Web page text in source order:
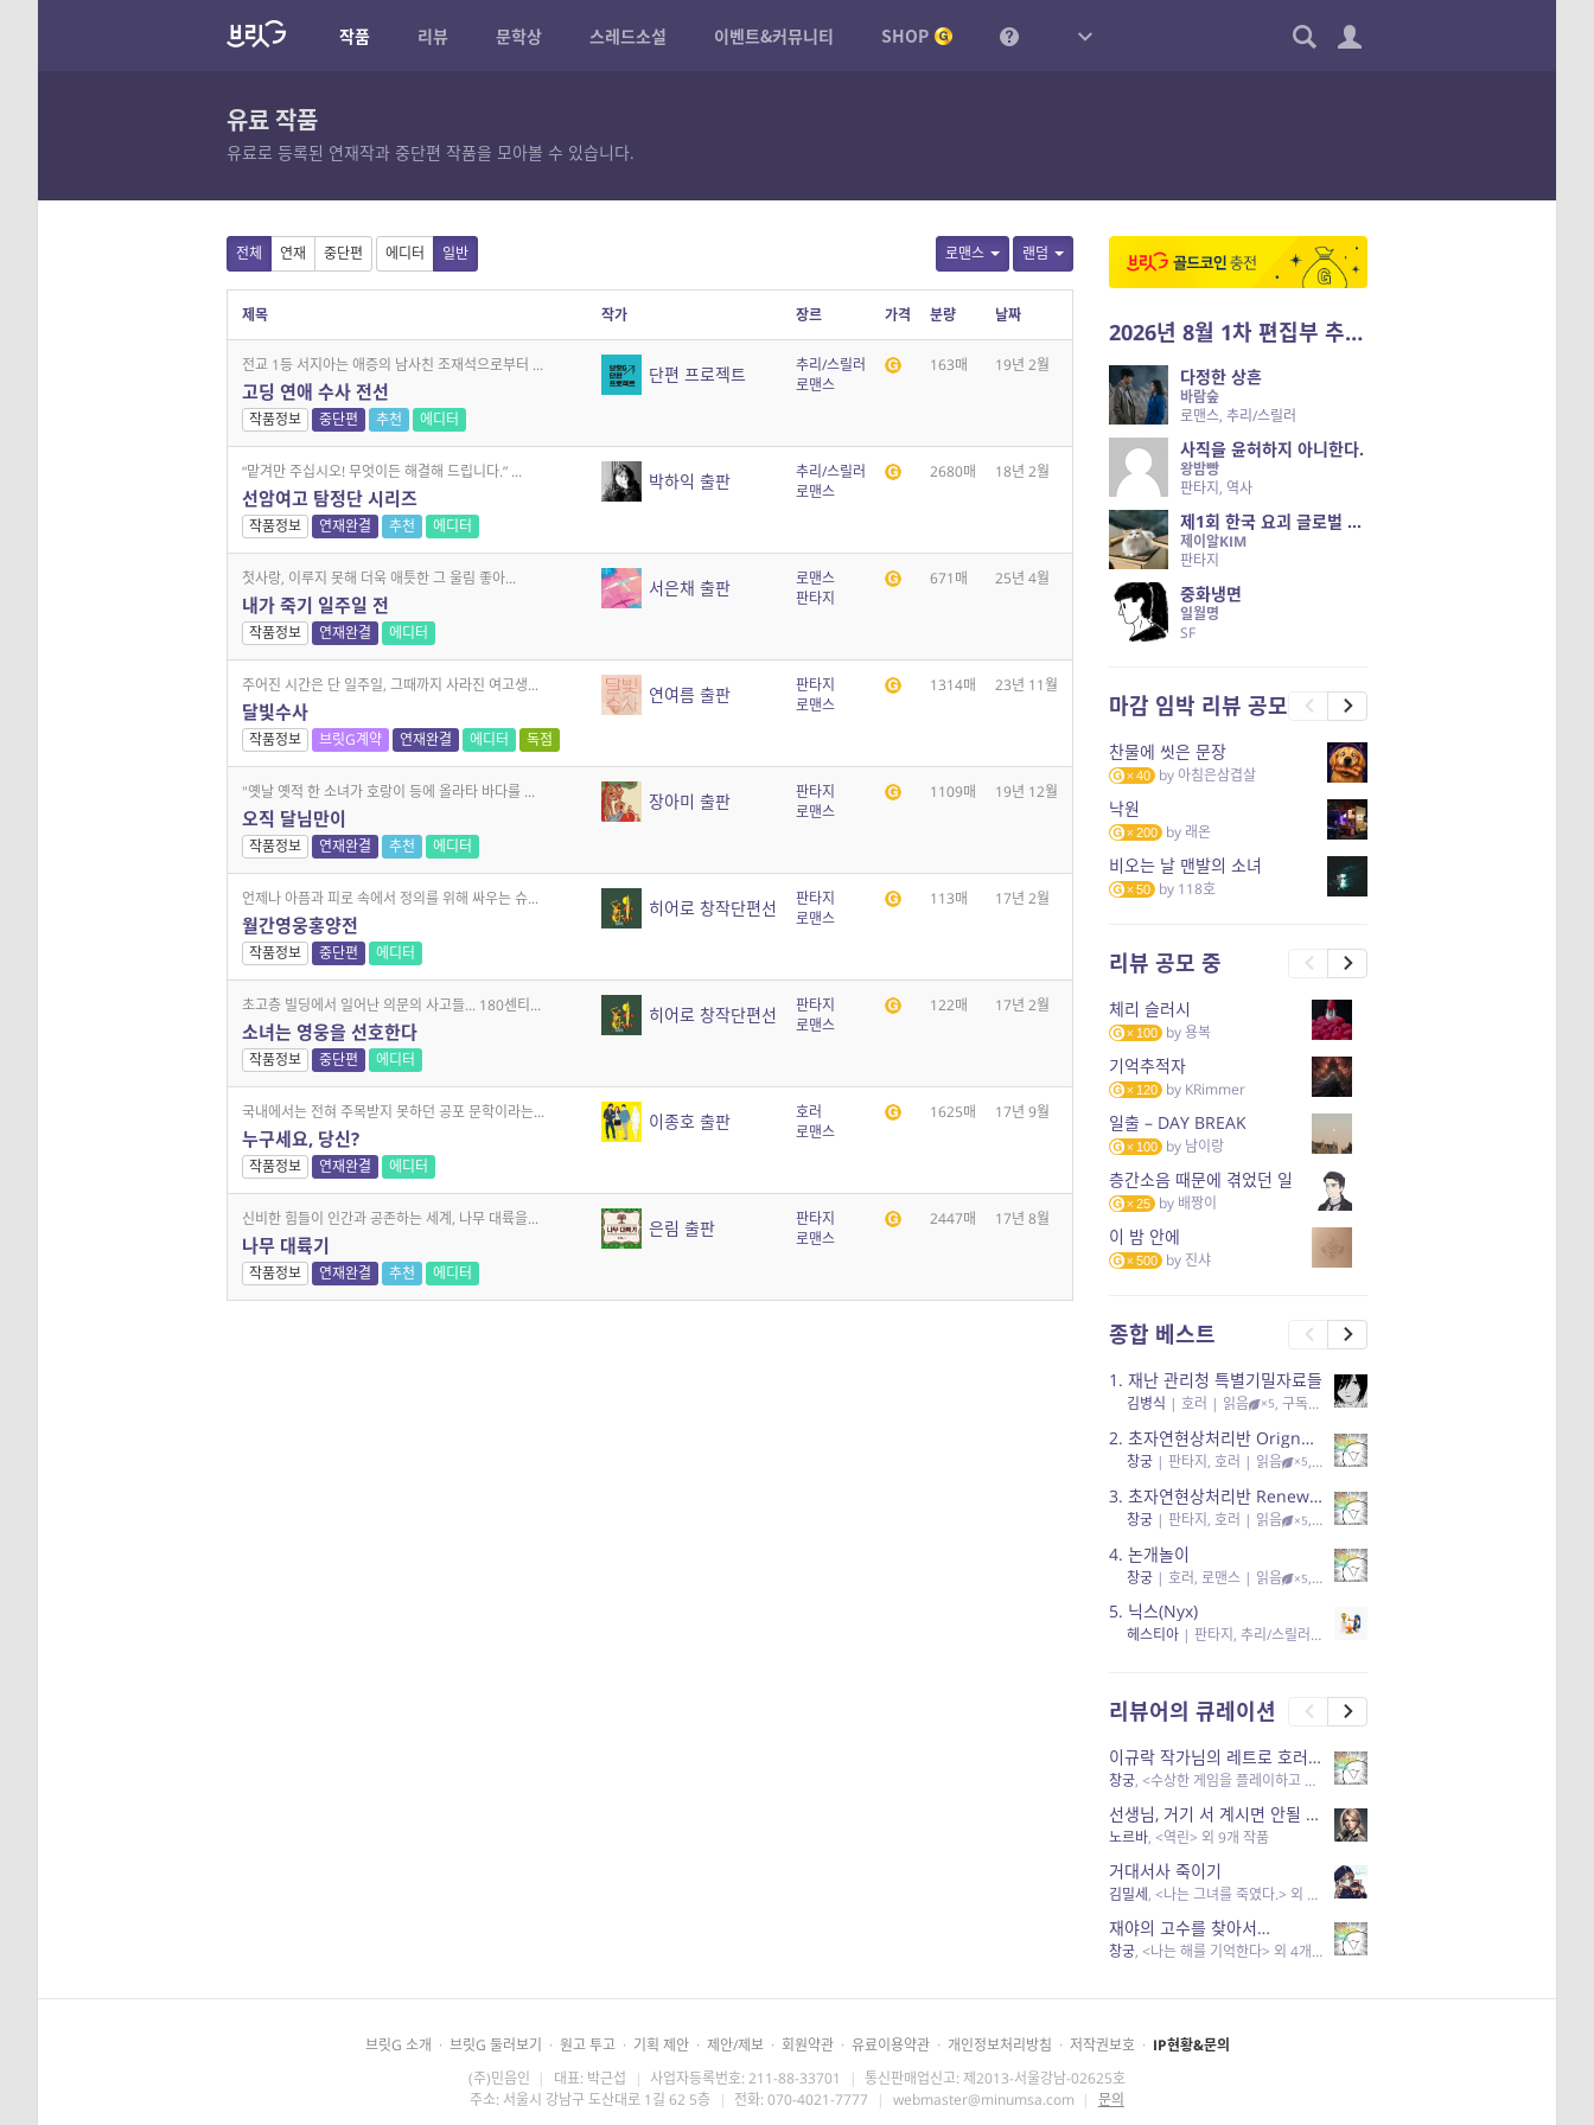
작품 리뷰 문학상 스레드소설 이벤트&커뮤니티 SHOP
유료 작품
유료로 등록된 연재작과 중단편 작품을 모아볼 수 있습니다.
로맨스 랜덤
전체 연재 중단편 에디터 일반
제목 작가 장르 가격 분량 날짜
전교 1등 서지아는 애증의 남사친 조재석으로부터 ...
고딩 연애 수사 전선
작품정보 중단편 추천 에디터
단편 프로젝트
추리/스릴러
로맨스
163매 19년 2월
“맡겨만 주십시오! 무엇이든 해결해 드립니다.” ...
선암여고 탐정단 시리즈
작품정보 연재완결 추천 에디터
박하익 출판
추리/스릴러
로맨스
2680매 18년 2월
첫사랑, 이루지 못해 더욱 애틋한 그 울림 좋아...
내가 죽기 일주일 전
작품정보 연재완결 에디터
서은채 출판
로맨스
판타지
671매 25년 4월
주어진 시간은 단 일주일, 그때까지 사라진 여고생...
달빛수사
작품정보 브릿G계약 연재완결 에디터 독점
연여름 출판
판타지
로맨스
1314매 23년 11월
"옛날 옛적 한 소녀가 호랑이 등에 올라타 바다를 ...
오직 달님만이
작품정보 연재완결 추천 에디터
장아미 출판
판타지
로맨스
1109매 19년 12월
언제나 아픔과 피로 속에서 정의를 위해 싸우는 슈...
월간영웅홍양전
작품정보 중단편 에디터
히어로 창작단편선
판타지
로맨스
113매 17년 2월
초고층 빌딩에서 일어난 의문의 사고들... 180센티...
소녀는 영웅을 선호한다
작품정보 중단편 에디터
히어로 창작단편선
판타지
로맨스
122매 17년 2월
국내에서는 전혀 주목받지 못하던 공포 문학이라는...
누구세요, 당신?
작품정보 연재완결 에디터
이종호 출판
호러
로맨스
1625매 17년 9월
신비한 힘들이 인간과 공존하는 세계, 나무 대륙을...
나무 대륙기
작품정보 연재완결 추천 에디터
은림 출판
판타지
로맨스
2447매 17년 8월
2026년 8월 1차 편집부 추천작
다정한 상흔
바람숲
로맨스, 추리/스릴러
사직을 윤허하지 아니한다.
왕밤빵
판타지, 역사
제1회 한국 요괴 글로벌 진출 공개 오디션 시즌 2 — 나는 요괴다
제이알KIM
판타지
중화냉면
일월명
SF
마감 임박 리뷰 공모
찬물에 씻은 문장
40 by 아침은삼겹살
낙원
200 by 래온
비오는 날 맨발의 소녀
50 by 118호
리뷰 공모 중
체리 슬러시
100 by용복
기억추적자
120 by KRimmer
일출 – DAY BREAK
100 by 남이랑
층간소음 때문에 겪었던 일
25 by 배짱이
이 밤 안에
500 by 진샤
종합 베스트
1. 재난 관리청 특별기밀자료들
김병식 | 호러 | 읽음 ×5, 구독 , 응원95, 리뷰3
2. 초자연현상처리반 Orignal + True Ending
창궁 | 판타지, 호러 | 읽음 ×5, 구독 , 응원6
3. 초자연현상처리반 Renewal
창궁 | 판타지, 호러 | 읽음 ×5, 구독 , 응원82, 리뷰4
4. 논개놀이
창궁 | 호러, 로맨스 | 읽음 ×5, 공감11, 응원25
5. 닉스(Nyx)
헤스티아 | 판타지, 추리/스릴러| 읽음
리뷰어의 큐레이션
이규락 작가님의 레트로 호러 리뷰
창궁, <수상한 게임을 플레이하고 있어> 외 3개 작품
선생님, 거기 서 계시면 안될 것 같은데요-역할 클리셰를 비튼 작품들
노르바, <역린> 외 9개 작품
거대서사 죽이기
김밀세, <나는 그녀를 죽였다.> 외 1개 작품
재야의 고수를 찾아서…
창궁, <나는 해를 기억한다> 외 4개 작품
브릿G 소개 · 브릿G 둘러보기 · 원고 투고 · 기획 제안 · 제안/제보 · 회원약관 · 유료이용약관 · 개인정보처리방침 · 저작권보호 · IP현황&문의
(주)민음인 | 대표: 박근섭 | 사업자등록번호: 211-88-33701 | 통신판매업신고: 제2013-서울강남-02625호
주소: 서울시 강남구 도산대로 1길 62 5층 | 전화: 070-4021-7777 | webmaster@minumsa.com | 문의